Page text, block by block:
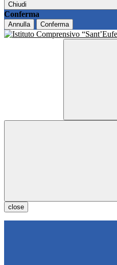
Chiudi
Conferma
Annulla Conferma
close